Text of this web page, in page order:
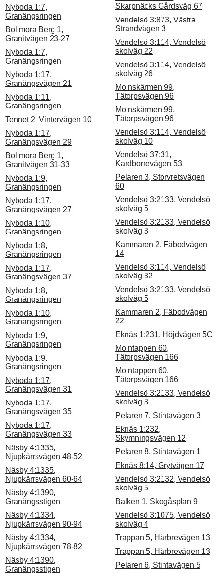
Nyboda 1:7,
Granängsringen
Bollmora Berg 1,
Granitvägen 23-27
Nyboda 1:7,
Granängsringen
Nyboda 1:17,
Granängsvägen 21
Nyboda 1:11,
Granängsringen
Tennet 2, Vintervägen 10
Nyboda 1:17,
Granängsvägen 29
Bollmora Berg 1,
Granitvägen 31-33
Nyboda 1:9,
Granängsringen
Nyboda 1:17,
Granängsvägen 27
Nyboda 1:10,
Granängsringen
Nyboda 1:8,
Granängsringen
Nyboda 1:17,
Granängsvägen 37
Nyboda 1:8,
Granängsringen
Nyboda 1:10,
Granängsringen
Nyboda 1:9,
Granängsringen
Nyboda 1:9,
Granängsringen
Nyboda 1:17,
Granängsvägen 31
Nyboda 1:17,
Granängsvägen 35
Nyboda 1:17,
Granängsvägen 33
Näsby 4:1335,
Njupkärrsvägen 48-52
Näsby 4:1335,
Njupkärrsvägen 60-64
Näsby 4:1390,
Granängsstigen
Näsby 4:1334,
Njupkärrsvägen 90-94
Näsby 4:1334,
Njupkärrsvägen 78-82
Näsby 4:1390,
Granängsstigen
Skarpnäcks Gårdsväg 67
Vendelsö 3:873, Västra
Strandvägen 3
Vendelsö 3:114, Vendelsö
skolväg 22
Vendelsö 3:114, Vendelsö
skolväg 26
Molnskärmen 99,
Tätorpsvägen 96
Molnskärmen 99,
Tätorpsvägen 96
Vendelsö 3:114, Vendelsö
skolväg 10
Vendelsö 37:31,
Kardborrevägen 53
Pelaren 3, Storvretsvägen
60
Vendelsö 3:2133, Vendelsö
skolväg 5
Vendelsö 3:2133, Vendelsö
skolväg 3
Kammaren 2, Fäbodvägen
14
Vendelsö 3:114, Vendelsö
skolväg 32
Vendelsö 3:2133, Vendelsö
skolväg 5
Kammaren 2, Fäbodvägen
22
Eknäs 1:231, Höjdvägen 5C
Molntappen 60,
Tätorpsvägen 166
Molntappen 60,
Tätorpsvägen 166
Vendelsö 3:2133, Vendelsö
skolväg 3
Pelaren 7, Stintavägen 3
Eknäs 1:232,
Skymningsvägen 12
Pelaren 8, Stintavägen 1
Eknäs 8:14, Grytvägen 17
Vendelsö 3:2132, Vendelsö
skolväg 5
Balken 1, Skogåsplan 9
Vendelsö 3:1075, Vendelsö
skolväg 4
Trappan 5, Härbrevägen 13
Trappan 5, Härbrevägen 13
Pelaren 6, Stintavägen 5